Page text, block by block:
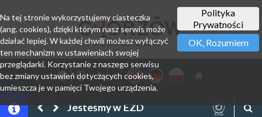
PORTAL TURYSTY
Jesteśmy w EZD
Polityka
Prywatności
OK, Rozumiem
Na tej stronie wykorzystujemy ciasteczka
(ang. cookies), dzięki którym nasz serwis może
działać lepiej. W każdej chwili możesz wyłączyć
ten mechanizm w ustawieniach swojej
przeglądarki. Korzystanie z naszego serwisu
bez zmiany ustawień dotyczących cookies,
umieszcza je w pamięci Twojego urządzenia.